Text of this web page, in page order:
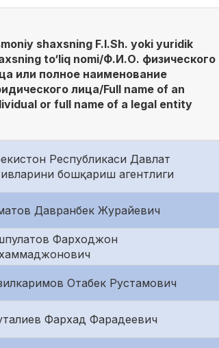
shaxsning F.I.Sh. yoki yuridik
to‘liq nomi/Ф.И.О. физического
или полное наименование
лица/Full name of an
or full name of a legal entity
Республикаси Давлат
бошқариш агентлиги
Давранбек Журайевич
Фарходжон
Отабек Рустамович
Фархад Фарадеевич